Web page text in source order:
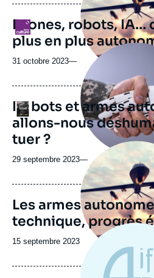
Logo
Drones, robots, IA…
plus en plus
31 octobre 2023—
Logo
Image
principale
médiatique
Robots et armes
allons-nous
tuer ?
29 septembre 2023—
Image
principale
Les armes
technique, progrès
Date
publication
15 septembre 2023